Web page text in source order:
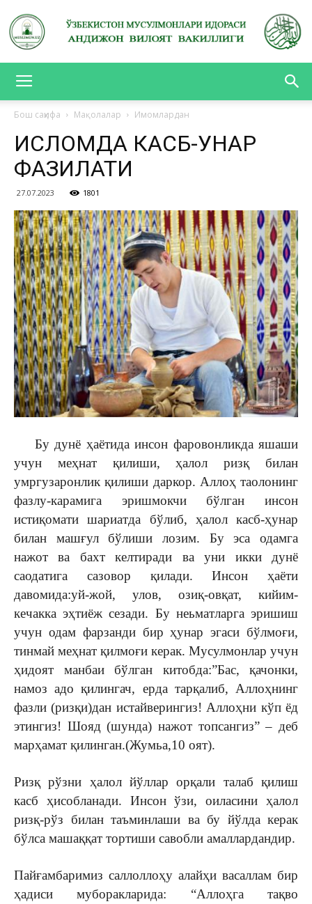
ВИЛОЯТ
ВАКИЛЛИГИ
Бош саҳифа Мақолалар Имомлардан
ИСЛОМДА КАСБ-ҲУНАР
ФАЗИЛАТИ
27.07.2023 1801
Бу дунё ҳаётида инсон фаровонликда яшаши
учун меҳнат қилиши, ҳалол ризқ билан
умргузаронлик қилиши даркор. Аллоҳ таолонинг
фазлу-карамига эришмокчи бўлган инсон
истиқомати шариатда бўлиб, ҳалол касб-ҳунар
билан машғул бўлиши лозим. Бу эса одамга
нажот ва бахт келтиради ва уни икки дунё
саодатига сазовор қилади. Инсон ҳаёти
давомида:уй-жой, улов, озиқ-овқат, кийим-
кечакка эҳтиёж сезади. Бу неьматларга эришиш
учун одам фарзанди бир ҳунар эгаси бўлмоғи,
тинмай меҳнат қилмоғи керак. Мусулмонлар учун
ҳидоят манбаи бўлган китобда:”Бас, қачонки,
намоз адо қилингач, ерда тарқалиб, Аллоҳнинг
фазли (ризқи)дан истайверингиз! Аллоҳни кўп ёд
этингиз! Шояд (шунда) нажот топсангиз” – деб
марҳамат қилинган.(Жумьа,10 оят).
Ризқ рўзни ҳалол йўллар орқали талаб қилиш
касб ҳисобланади. Инсон ўзи, оиласини ҳалол
ризқ-рўз билан таъминлаши ва бу йўлда керак
бўлса машаққат тортиши савобли амаллардандир.
Пайғамбаримиз саллоллоҳу алайҳи васаллам бир
ҳадиси муборакларида: “Аллоҳга тақво